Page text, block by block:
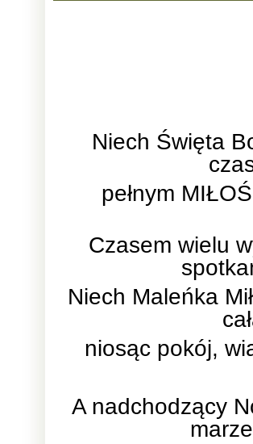
Niech Święta
pełnym
Czasem wielu
Niech Maleńka
niosąc pokój,
A nadchodzący